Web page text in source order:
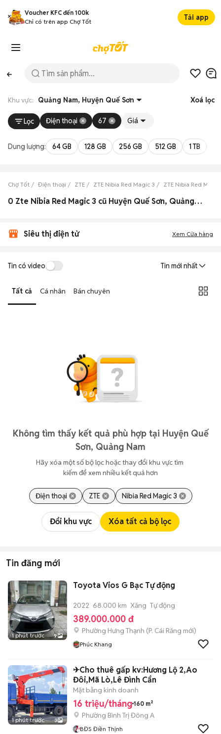
Voucher KFC đến 100k
Chỉ có trên app Chợ Tốt
Tải app
Khu vực: Quảng Nam, Huyện Quế Sơn Xoá lọc
Lọc Điện thoại 67 Giá
Dung lượng: 64 GB 128 GB 256 GB 512 GB 1 TB
Chợ Tốt Điện thoại ZTE ZTE Nibia Red Magic 3 ZTE Nibia Red
0 Zte Nibia Red Magic 3 cũ Huyện Quế Sơn, Quảng Nam đẹp
Siêu thị điện tử Xem Cửa hàng
Tin có video Tin mới nhất
Tất cả Cá nhân Bán chuyên
Không tìm thấy kết quả phù hợp tại Huyện Quế
Sơn, Quảng Nam
Hãy xóa một số bộ lọc hoặc thay đổi khu vực tìm
kiếm để xem nhiều kết quả hơn
Điện thoại ZTE Nibia Red Magic 3
Đổi khu vực Xóa tất cả bộ lọc
Tin đăng mới
1 phút trước 9
Toyota Vios G Bạc Tự động
2022 68.000 km Xăng Tự động
389.000.000 đ
Phường Hưng Thạnh (P. Cái Răng mới)
Phúc Khang
1 phút trước 3
✈Cho thuê gấp kv:Hương Lộ 2,Ao
Đôi,Mã Lò,Lê Đình Cẩn
Mặt bằng kinh doanh
16 triệu/tháng 160 m²
Phường Bình Trị Đông A
BĐS Điền Thịnh